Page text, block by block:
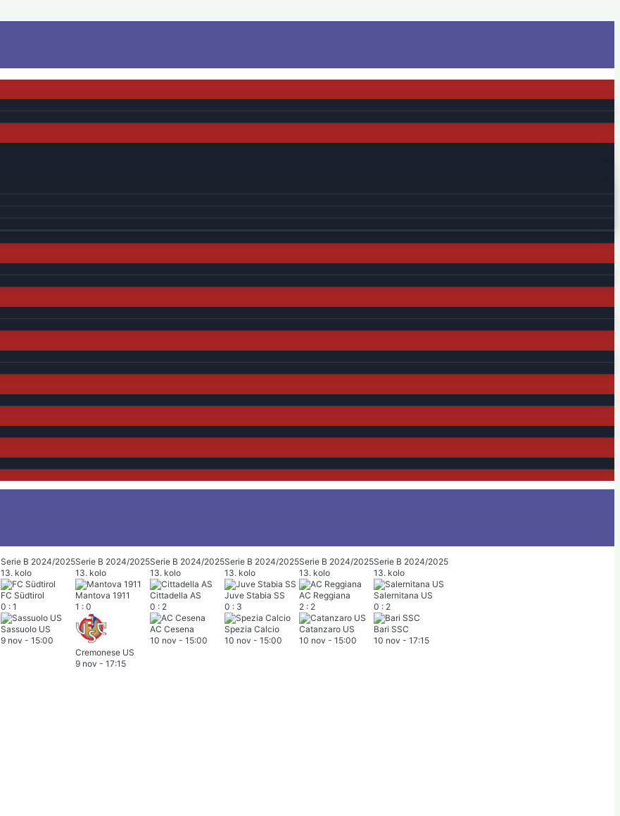
Serie B 2024/2025
13. kolo
FC Südtirol
0 : 1
Sassuolo US
9 nov - 15:00
Serie B 2024/2025
13. kolo
Mantova 1911
1 : 0
Cremonese US
9 nov - 17:15
Serie B 2024/2025
13. kolo
Cittadella AS
0 : 2
AC Cesena
10 nov - 15:00
Serie B 2024/2025
13. kolo
Juve Stabia SS
0 : 3
Spezia Calcio
10 nov - 15:00
Serie B 2024/2025
13. kolo
AC Reggiana
2 : 2
Catanzaro US
10 nov - 15:00
Serie B 2024/2025
13. kolo
Salernitana US
0 : 2
Bari SSC
10 nov - 17:15